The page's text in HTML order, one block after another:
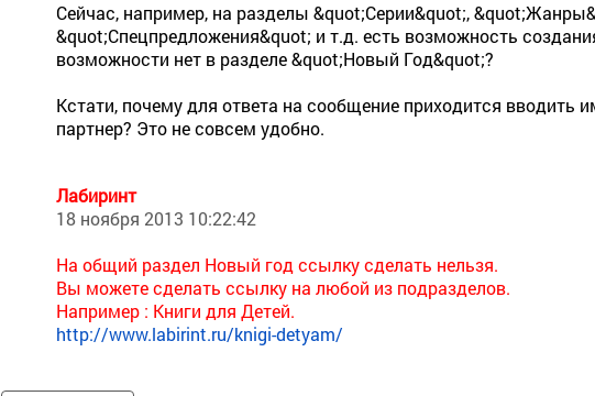
Сейчас, например, на разделы &quot;Серии&quot;,
&quot;Спецпредложения&quot; и т.д. есть возможность
возможности нет в разделе &quot;Новый Год&quot;?
Кстати, почему для ответа на сообщение приходится вводить
партнер? Это не совсем удобно.
Лабиринт
18 ноября 2013 10:22:42
На общий раздел Новый год ссылку сделать нельзя.
Вы можете сделать ссылку на любой из подразделов.
Например : Книги для Детей.
http://www.labirint.ru/knigi-detyam/